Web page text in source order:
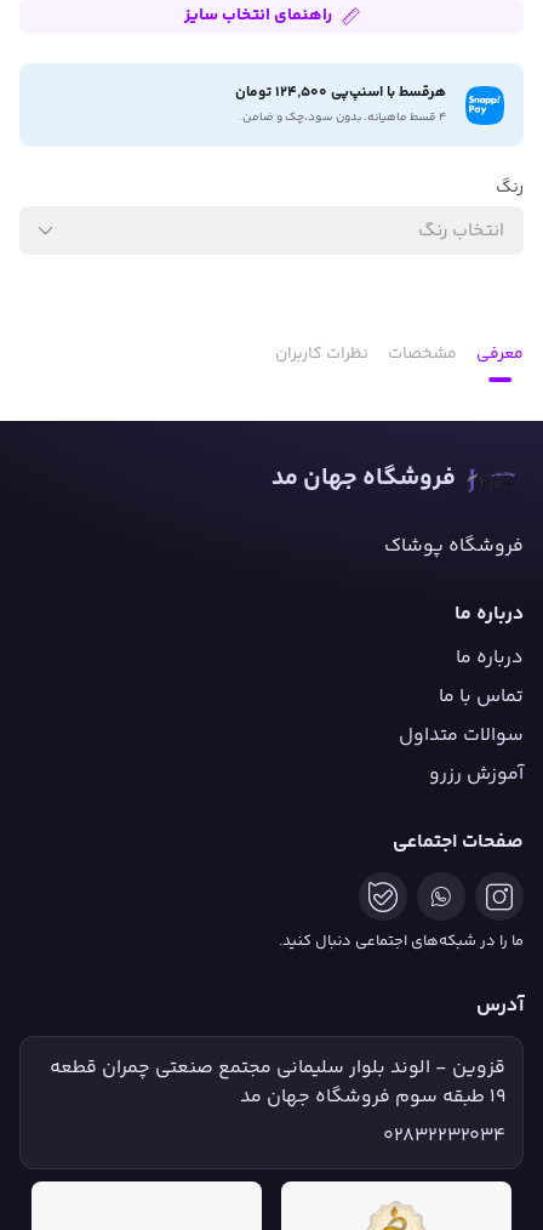
راهنمای انتخاب سایز
هرقسط با اسنپ‌پی 124,500 تومان
۴ قسط ماهیانه. بدون سود،چک و ضامن.
رنگ
انتخاب رنگ
معرفی مشخصات نظرات کاربران
فروشگاه جهان مد
فروشگاه پوشاک
درباره ما
درباره ما
تماس با ما
سوالات متداول
آموزش رزرو
صفحات اجتماعی
ما را در شبکه‌های اجتماعی دنبال کنید.
آدرس
قزوین - الوند بلوار سلیمانی مجتمع صنعتی چمران قطعه
۱۹ طبقه سوم فروشگاه جهان مد
02832232034